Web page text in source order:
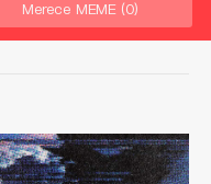
Merece MEME (0)